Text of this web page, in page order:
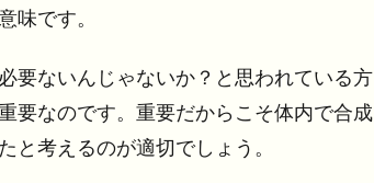
味です。
要ないんじゃないか？と思われている方
要なのです。重要だからこそ体内で合成
と考えるのが適切でしょう。